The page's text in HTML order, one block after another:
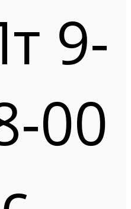
9-
00